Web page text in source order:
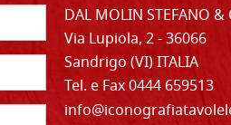
DAL MOLIN STEFANO &
Via Lupiola, 2 - 36066
Sandrigo (VI) ITALIA
Tel. e Fax 0444 659513